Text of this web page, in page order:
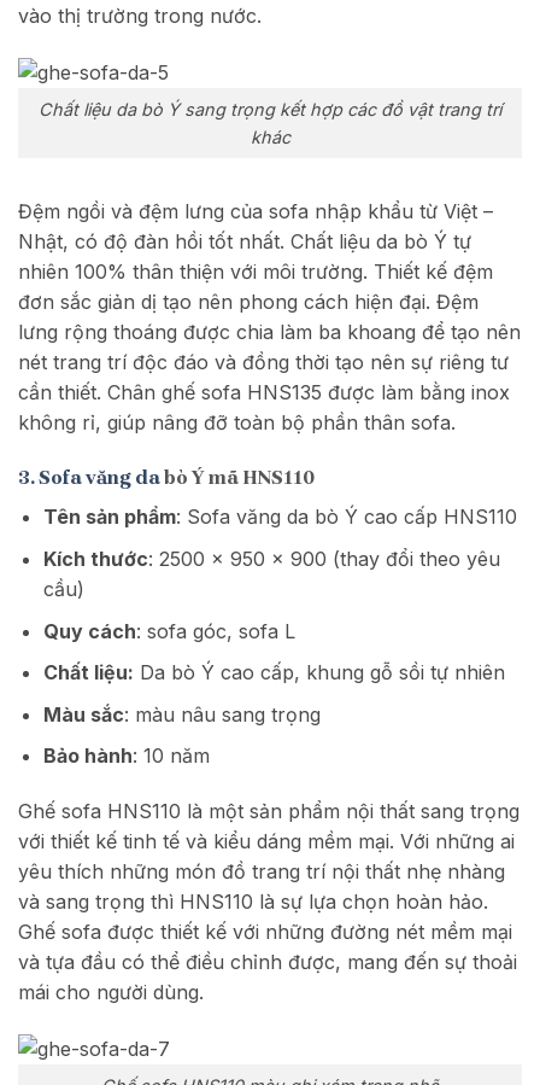
vào thị trường trong nước.
Chất liệu da bò Ý sang trọng kết hợp các đồ vật trang trí
khác
Đệm ngồi và đệm lưng của sofa nhập khẩu từ Việt –
Nhật, có độ đàn hồi tốt nhất. Chất liệu da bò Ý tự
nhiên 100% thân thiện với môi trường. Thiết kế đệm
đơn sắc giản dị tạo nên phong cách hiện đại. Đệm
lưng rộng thoáng được chia làm ba khoang để tạo nên
nét trang trí độc đáo và đồng thời tạo nên sự riêng tư
cần thiết. Chân ghế sofa HNS135 được làm bằng inox
không rỉ, giúp nâng đỡ toàn bộ phần thân sofa.
3. Sofa văng dabò Ý mã HNS110
Tên sản phẩm: Sofa văng da bò Ý cao cấp HNS110
Kích thước: 2500 x 950 x 900 (thay đổi theo yêu
cầu)
Quy cách: sofa góc, sofa L
Chất liệu: Da bò Ý cao cấp, khung gỗ sồi tự nhiên
Màu sắc: màu nâu sang trọng
Bảo hành: 10 năm
Ghế sofa HNS110 là một sản phẩm nội thất sang trọng
với thiết kế tinh tế và kiểu dáng mềm mại. Với những ai
yêu thích những món đồ trang trí nội thất nhẹ nhàng
và sang trọng thì HNS110 là sự lựa chọn hoàn hảo.
Ghế sofa được thiết kế với những đường nét mềm mại
và tựa đầu có thể điều chỉnh được, mang đến sự thoải
mái cho người dùng.